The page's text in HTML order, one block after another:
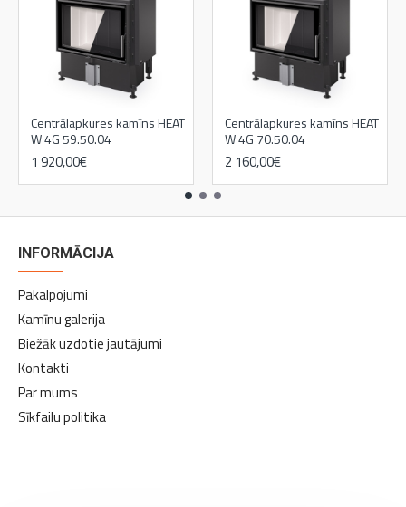
Centrālapkures kamīns HEAT
W 4G 59.50.04
1 920,00€
Centrālapkures kamīns HEAT
W 4G 70.50.04
2 160,00€
INFORMĀCIJA
Pakalpojumi
Kamīnu galerija
Biežāk uzdotie jautājumi
Kontakti
Par mums
Sīkfailu politika